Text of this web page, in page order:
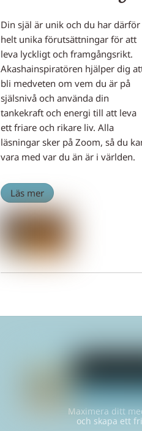
Din själ är unik och du har därför
helt unika förutsättningar för att
leva lyckligt och framgångsrikt.
Akashainspiratören hjälper dig
bli medveten om vem du är på
själsnivå och använda din
tankekraft och energi till att leva
ett friare och rikare liv. Alla
läsningar sker på Zoom, så du
vara med var du än är i världen.
Läs mer
Maximera ditt
och skapa ett